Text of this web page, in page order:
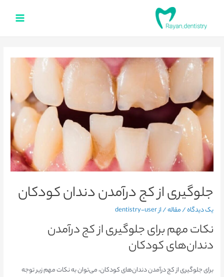
جلوگیری از کج درآمدن دندان کودکان
یک دیدگاه/ مقاله/ ازdentistry-user
نکات مهم برای جلوگیری از کج درآمدن
دندان‌های کودکان
برای جلوگیری از کج درآمدن دندان‌های کودکان، می‌توان به نکات مهم زیر توجه